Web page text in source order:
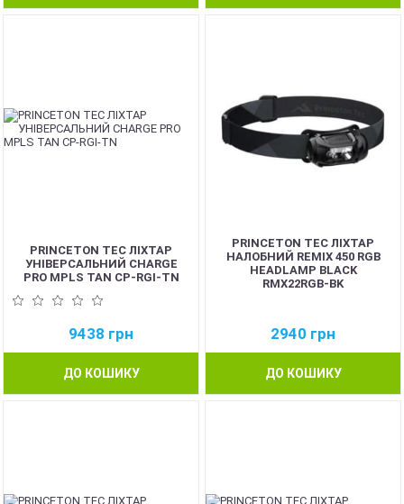
PRINCETON TEC ЛІХТАР
УНІВЕРСАЛЬНИЙ CHARGE
PRO MPLS TAN CP-RGI-TN
9438 грн
ДО КОШИКУ
PRINCETON TEC ЛІХТАР
НАЛОБНИЙ REMIX 450 RGB
HEADLAMP BLACK
RMX22RGB-BK
2940 грн
ДО КОШИКУ